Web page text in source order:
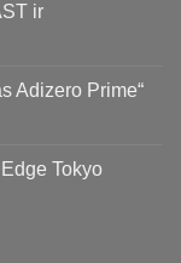
ir
Adizero Prime“
Tokyo